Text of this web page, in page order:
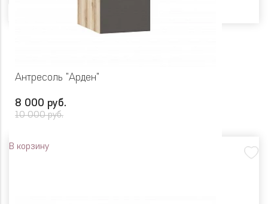
Антресоль "Арден"
8 000 руб.
10 000 руб.
В корзину